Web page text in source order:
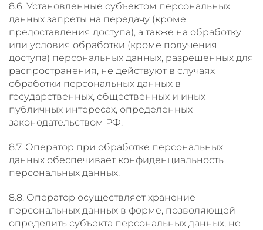
8.6. Установленные субъектом персональных
данных запреты на передачу (кроме
предоставления доступа), а также на обработку
или условия обработки (кроме получения
доступа) персональных данных, разрешенных для
распространения, не действуют в случаях
обработки персональных данных в
государственных, общественных и иных
публичных интересах, определенных
законодательством РФ.
8.7. Оператор при обработке персональных
данных обеспечивает конфиденциальность
персональных данных.
8.8. Оператор осуществляет хранение
персональных данных в форме, позволяющей
определить субъекта персональных данных, не